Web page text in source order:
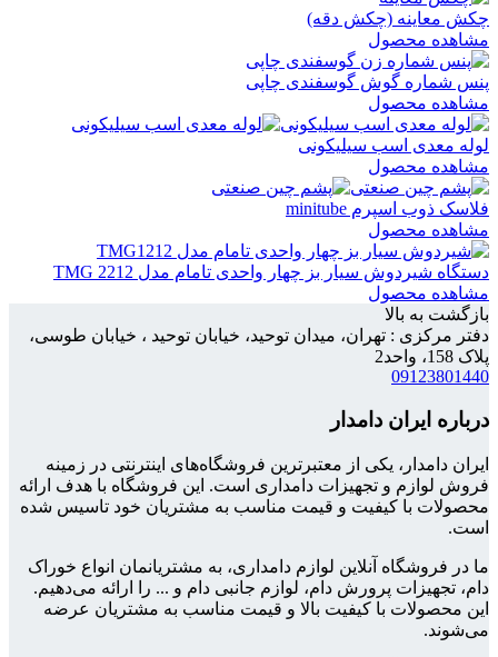
چکش معاینه (چکش دقه)
مشاهده محصول
پنس شماره گوش گوسفندی چاپی
مشاهده محصول
لوله معدی اسب سیلیکونی
مشاهده محصول
فلاسک ذوب اسپرم minitube
مشاهده محصول
دستگاه شیردوش سیار بز چهار واحدی تامام مدل TMG 2212
مشاهده محصول
بازگشت به بالا
دفتر مرکزی : تهران، میدان توحید، خیابان توحید ، خیابان طوسی،
پلاک 158، واحد2
09123801440
درباره ایران دامدار
ایران دامدار، یکی از معتبرترین فروشگاه‌های اینترنتی در زمینه
فروش لوازم و تجهیزات دامداری است. این فروشگاه با هدف ارائه
محصولات با کیفیت و قیمت مناسب به مشتریان خود تاسیس شده
است.
ما در فروشگاه آنلاین لوازم دامداری، به مشتریانمان انواع خوراک
دام، تجهیزات پرورش دام، لوازم جانبی دام و ... را ارائه می‌دهیم.
این محصولات با کیفیت بالا و قیمت مناسب به مشتریان عرضه
می‌شوند.